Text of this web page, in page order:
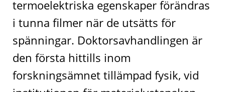
termoelektriska egenskaper förändras
i tunna filmer när de utsätts för
spänningar. Doktorsavhandlingen är
den första hittills inom
forskningsämnet tillämpad fysik, vid